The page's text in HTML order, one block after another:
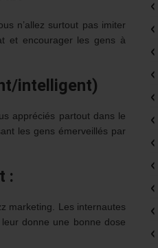
n’allez surtout pas imiter
et encourager les gens à
intelligent)
appréciés partout dans le
les gens émerveillés par
:
marketing. Les internautes
donne une bonne dose